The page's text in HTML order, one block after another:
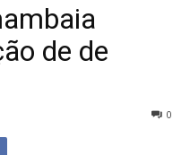
de de
0